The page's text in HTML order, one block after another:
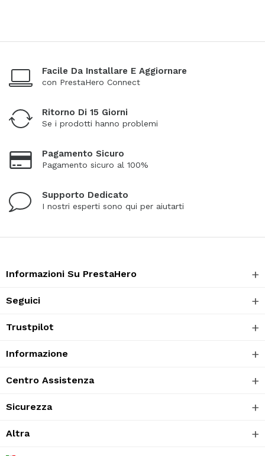
Facile Da Installare E Aggiornare
con PrestaHero Connect
Ritorno Di 15 Giorni
Se i prodotti hanno problemi
Pagamento Sicuro
Pagamento sicuro al 100%
Supporto Dedicato
I nostri esperti sono qui per aiutarti
Informazioni Su PrestaHero
Seguici
Trustpilot
Informazione
Centro Assistenza
Sicurezza
Altra